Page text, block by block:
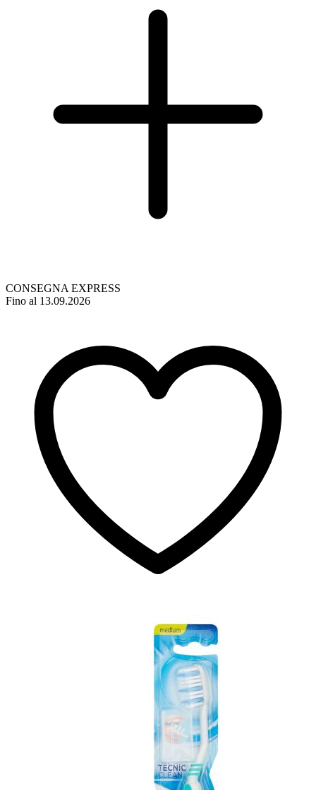
CONSEGNA EXPRESS
Fino al 13.09.2026